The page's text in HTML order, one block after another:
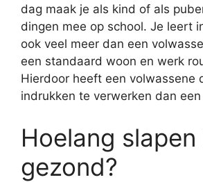
dag maak je als kind of als
dingen mee op school. Je leert
ook veel meer dan een
een standaard woon en werk
Hierdoor heeft een volwassene
indrukken te verwerken dan
Hoelang slapen
gezond?